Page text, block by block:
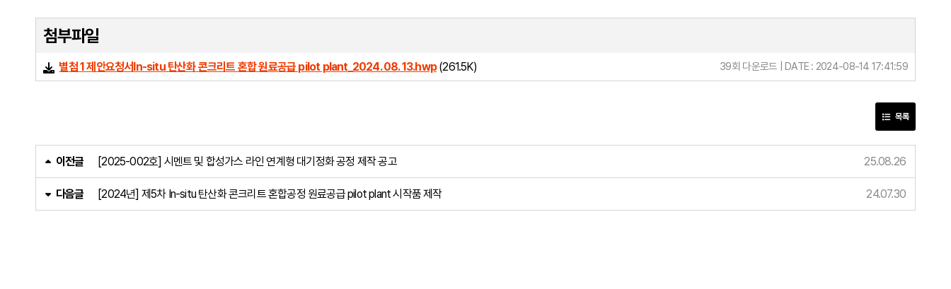
첨부파일
별첨 1 제안요청서In-situ 탄산화 콘크리트 혼합 원료공급 pilot plant_2024. 08. 13.hwp(261.5K) 39회 다운로드 | DATE : 2024-08-14 17:41:59
목록
이전글 [2025-002호] 시멘트 및 합성가스 라인 연계형 대기정화 공정 제작 공고 25.08.26
다음글 [2024년] 제5차 In-situ 탄산화 콘크리트 혼합공정 원료공급 pilot plant 시작품 제작 24.07.30